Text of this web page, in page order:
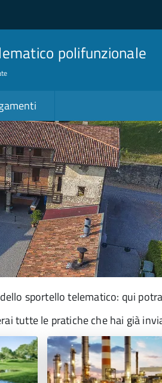
polifunzionale
sportello telematico: qui
tutte le pratiche che hai già